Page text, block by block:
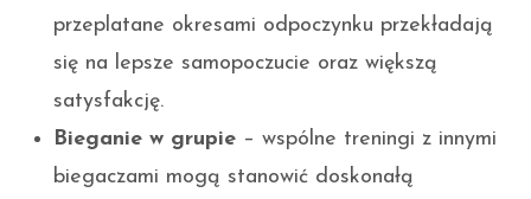
przeplatane okresami odpoczynku przekładają
się na lepsze samopoczucie oraz większą
satysfakcję.
Bieganie w grupie – wspólne treningi z innymi
biegaczami mogą stanowić doskonałą